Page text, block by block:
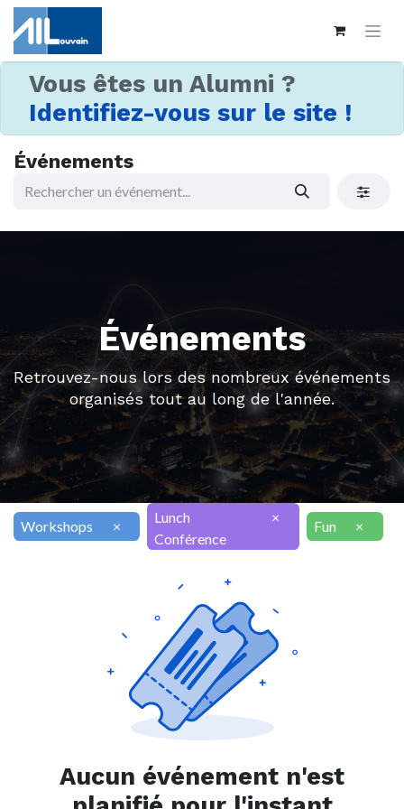
Vous êtes un Alumni ?
Identifiez-vous sur le site !
Événements
Événements
Retrouvez-nous lors des nombreux événements
organisés tout au long de l'année.
Workshops ×
Lunch
Conférence
×
Fun ×
Aucun événement n'est